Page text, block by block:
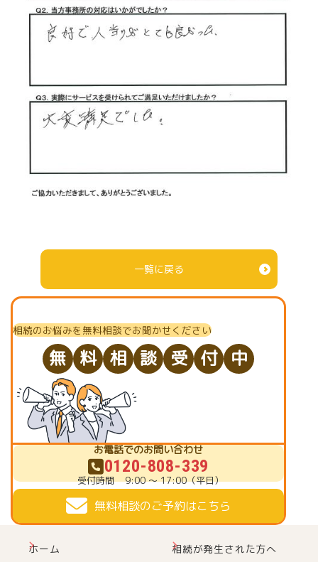
一覧に戻る
相続のお悩みを無料相談でお聞かせください
無 料 相 談 受 付 中
お電話でのお問い合わせ
0120-808-339
受付時間 9:00 ～ 17:00（平日）
無料相談のご予約はこちら
ホーム
相続が発生された方へ